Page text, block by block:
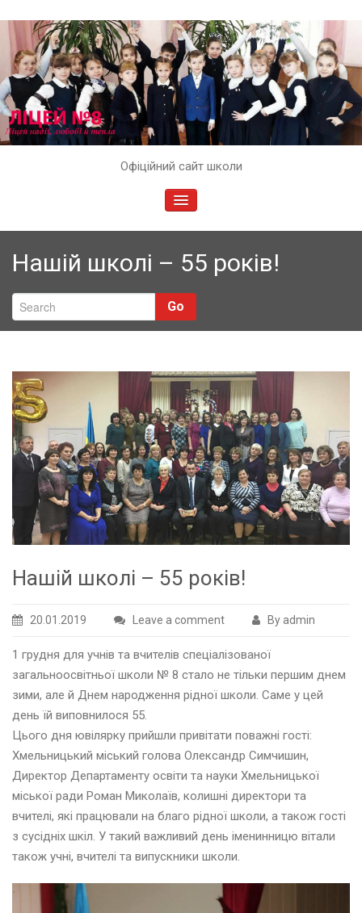
Офіційний сайт школи
TOGGLE
Нашій школі – 55 років!
Go
Нашій школі – 55 років!
20.01.2019 Leave a comment By admin
1 грудня для учнів та вчителів спеціалізованої
загальноосвітньої школи № 8 стало не тільки першим днем
зими, але й Днем народження рідної школи. Саме у цей
день їй виповнилося 55.
Цього дня ювілярку прийшли привітати поважні гості:
Хмельницький міський голова Олександр Симчишин,
Директор Департаменту освіти та науки Хмельницької
міської ради Роман Миколаїв, колишні директори та
вчителі, які працювали на благо рідної школи, а також гості
з сусідніх шкіл. У такий важливий день іменинницю вітали
також учні, вчителі та випускники школи.